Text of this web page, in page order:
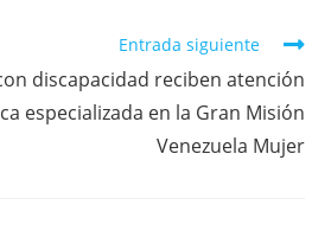
Entrada siguiente
discapacidad reciben atención
especializada en la Gran Misión
Venezuela Mujer